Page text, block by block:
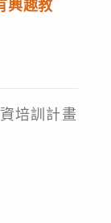
興趣教
培訓計畫